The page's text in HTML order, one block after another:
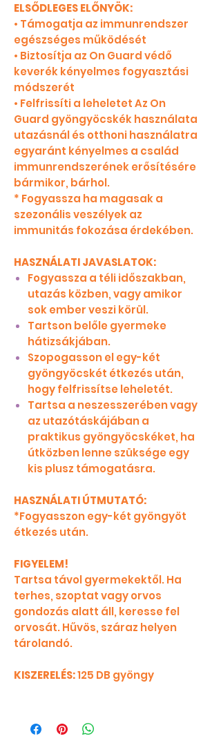
ELSŐDLEGES ELŐNYÖK:
• Támogatja az immunrendszer
egészséges működését
• Biztosítja az On Guard védő
keverék kényelmes fogyasztási
módszerét
• Felfrissíti a leheletet Az On
Guard gyöngyöcskék használata
utazásnál és otthoni használatra
egyaránt kényelmes a család
immunrendszerének erősítésére
bármikor, bárhol.
* Fogyassza ha magasak a
szezonális veszélyek az
immunitás fokozása érdekében.
HASZNÁLATI JAVASLATOK:
Fogyassza a téli időszakban,
utazás közben, vagy amikor
sok ember veszi körül.
Tartson belőle gyermeke
hátizsákjában.
Szopogasson el egy-két
gyöngyöcskét étkezés után,
hogy felfrissítse leheletét.
Tartsa a neszesszerében vagy
az utazótáskájában a
praktikus gyöngyöcskéket, ha
útközben lenne szüksége egy
kis plusz támogatásra.
HASZNÁLATI ÚTMUTATÓ:
*Fogyasszon egy-két gyöngyöt
étkezés után.
FIGYELEM!
Tartsa távol gyermekektől. Ha
terhes, szoptat vagy orvos
gondozás alatt áll, keresse fel
orvosát. Hűvös, száraz helyen
tárolandó.
KISZERELÉS:125 DB gyöngy